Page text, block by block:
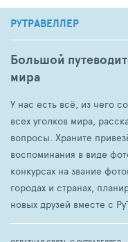
РУТРАВЕЛЛЕР
Большой
мира
У нас есть всё, из чего
всех уголков мира,
вопросы. Храните
воспоминания в виде
конкурсах на звание
городах и странах,
новых друзей вместе с